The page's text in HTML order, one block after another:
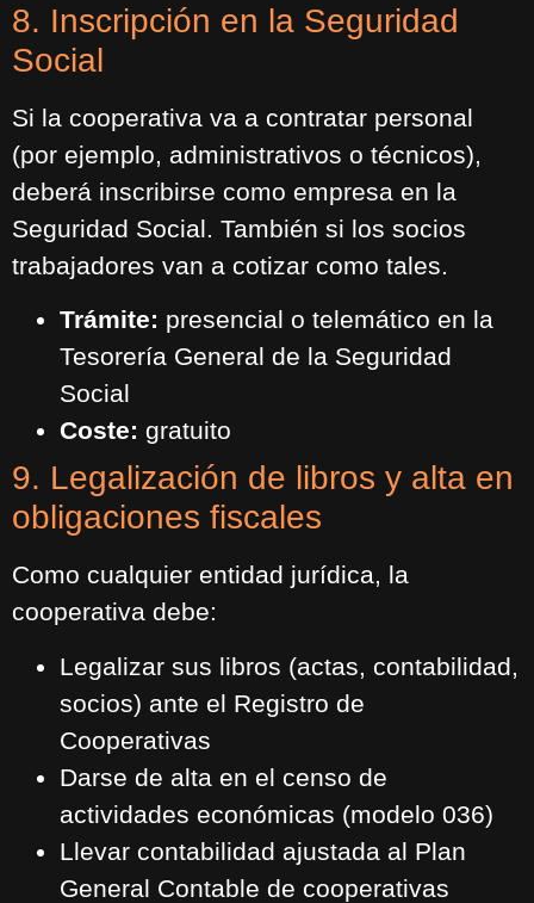
8. Inscripción en la Seguridad
Social
Si la cooperativa va a contratar personal
(por ejemplo, administrativos o técnicos),
deberá inscribirse como empresa en la
Seguridad Social. También si los socios
trabajadores van a cotizar como tales.
Trámite: presencial o telemático en la
Tesorería General de la Seguridad
Social
Coste: gratuito
9. Legalización de libros y alta en
obligaciones fiscales
Como cualquier entidad jurídica, la
cooperativa debe:
Legalizar sus libros (actas, contabilidad,
socios) ante el Registro de
Cooperativas
Darse de alta en el censo de
actividades económicas (modelo 036)
Llevar contabilidad ajustada al Plan
General Contable de cooperativas